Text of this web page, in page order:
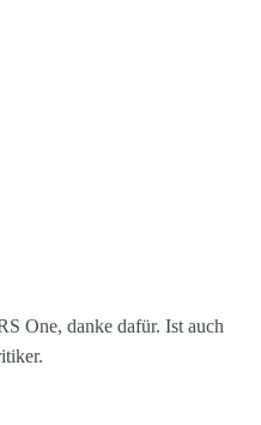
One, danke dafür. Ist auch